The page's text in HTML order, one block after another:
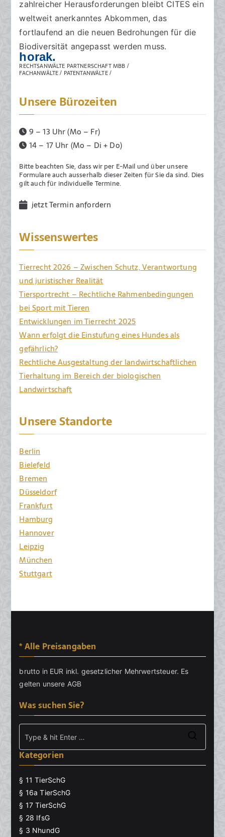
zahlreicher Herausforderungen bleibt CITES ein
weltweit anerkanntes Abkommen, das
fortlaufend an die neuen Bedrohungen für die
Biodiversität angepasst werden muss.
horak.
RECHTSANWÄLTE PARTNERSCHAFT MBB /
FACHANWÄLTE / PATENTANWÄLTE /
Unsere Bürozeiten
9 – 13 Uhr (Mo – Fr)
14 – 17 Uhr (Mo – Di + Do)
Bitte beachten Sie, dass wir per E-Mail und über unsere
Formulare auch ausserhalb dieser Zeiten für Sie da sind. Dies
gilt auch für individuelle Termine.
jetzt Termin anfordern
Wissenswertes
Tierrecht 2026 – Zwischen Schutz, Verantwortung
und juristischer Realität
Tiersportrecht – Rechtliche Rahmenbedingungen
bei Sport mit Tieren
Entwicklungen im Tierrecht 2025
Wann erfolgt die Einstufung eines Hundes als
gefährlich?
Rechtliche Ausgestaltung der landwirtschaftlichen
Tierhaltung im Bereich der biologischen
Landwirtschaft
Unsere Standorte
Berlin
Bielefeld
Bremen
Düsseldorf
Frankfurt
Hamburg
Hannover
Leipzig
München
Stuttgart
* Alle Preisangaben
brutto in EUR inkl. gesetzlicher Mehrwertsteuer. Es
gelten unsere AGB
Was suchen Sie?
Kategorien
§ 11 TierSchG
§ 16a TierSchG
§ 17 TierSchG
§ 28 IfsG
§ 3 NhundG